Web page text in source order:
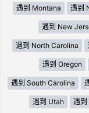
遇到 Montana 遇到
遇到 New
遇到 North Carolina
遇到 Oregon
遇到 South Carolina
遇到 Utah 遇到